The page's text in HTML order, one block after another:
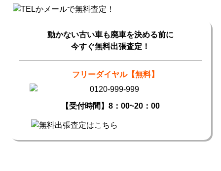
動かない古い車も廃車を決める前に
今すぐ無料出張査定！
フリーダイヤル【無料】
【受付時間】8：00~20：00